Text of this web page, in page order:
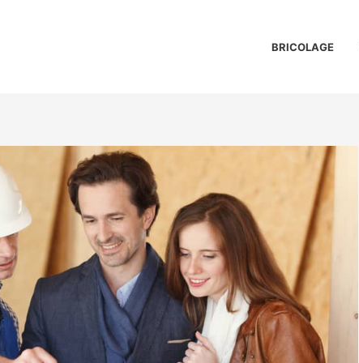
BRICOLAGE